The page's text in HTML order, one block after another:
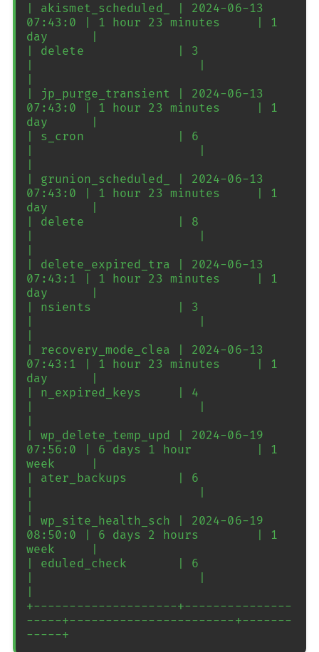
| akismet_scheduled_ | 2024-06-13
07:43:0 | 1 hour 23 minutes     | 1
day      |
| delete             | 3
| jp_purge_transient | 2024-06-13
07:43:0 | 1 hour 23 minutes     | 1
day      |
| s_cron             | 6
| grunion_scheduled_ | 2024-06-13
07:43:0 | 1 hour 23 minutes     | 1
day      |
| delete             | 8
| delete_expired_tra | 2024-06-13
07:43:1 | 1 hour 23 minutes     | 1
day      |
| nsients            | 3
| recovery_mode_clea | 2024-06-13
07:43:1 | 1 hour 23 minutes     | 1
day      |
| n_expired_keys     | 4
| wp_delete_temp_upd | 2024-06-19
07:56:0 | 6 days 1 hour         | 1
week     |
| ater_backups       | 6
| wp_site_health_sch | 2024-06-19
08:50:0 | 6 days 2 hours        | 1
week     |
| eduled_check       | 6
+--------------------+---------------
-----+-----------------------+-------
-----+